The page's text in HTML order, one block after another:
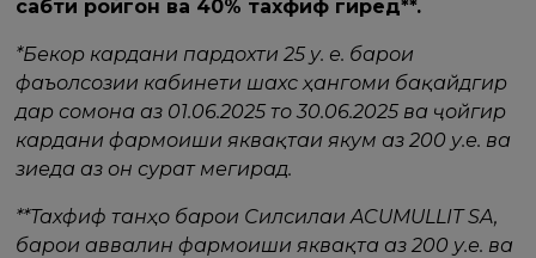
сабти ройгон ва 40% тахфиф гиред**.
*Бекор кардани пардохти 25 у. е. барои
фаъолсозии кабинети шахсӣ ҳангоми бақайдгирӣ
дар сомона аз 01.06.2025 то 30.06.2025 ва ҷойгир
кардани фармоиши яквақтаи якум аз 200 у.е. ва
зиеда аз он сурат мегирад.
**Тахфиф танҳо барои Силсилаи ACUMULLIT SA,
барои аввалин фармоиши яквақта аз 200 у.е. ва